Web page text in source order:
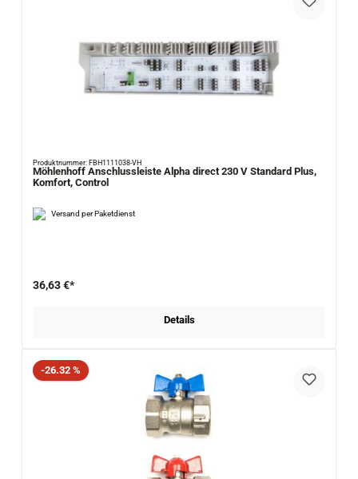
Produktnummer: FBH1111038-VH
Möhlenhoff Anschlussleiste Alpha direct 230 V Standard Plus,
Komfort, Control
Versand per Paketdienst
36,63 €*
Details
Rabatt
-26.32 %